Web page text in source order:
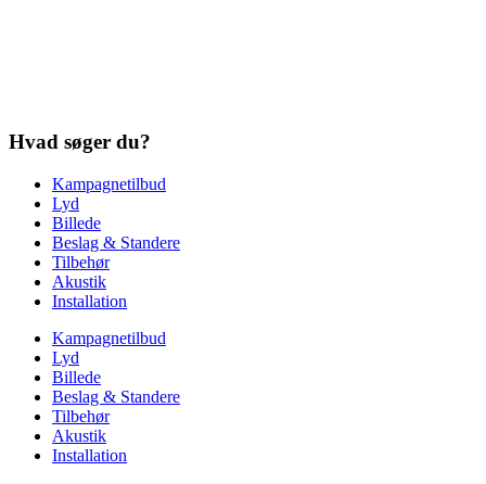
Hvad søger du?
Kampagnetilbud
Lyd
Billede
Beslag & Standere
Tilbehør
Akustik
Installation
Kampagnetilbud
Lyd
Billede
Beslag & Standere
Tilbehør
Akustik
Installation